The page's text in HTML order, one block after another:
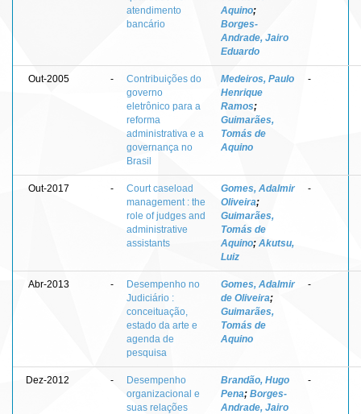
atendimento
bancário
Aquino;
Borges-
Andrade, Jairo
Eduardo
Out-2005 -
Contribuições do
governo
eletrônico para a
reforma
administrativa e a
governança no
Brasil
Medeiros, Paulo
Henrique
Ramos;
Guimarães,
Tomás de
Aquino
-
Out-2017 -
Court caseload
management : the
role of judges and
administrative
assistants
Gomes, Adalmir
Oliveira;
Guimarães,
Tomás de
Aquino; Akutsu,
Luiz
-
Abr-2013 -
Desempenho no
Judiciário :
conceituação,
estado da arte e
agenda de
pesquisa
Gomes, Adalmir
de Oliveira;
Guimarães,
Tomás de
Aquino
-
Dez-2012 -
Desempenho
organizacional e
suas relações
Brandão, Hugo
Pena; Borges-
Andrade, Jairo
-